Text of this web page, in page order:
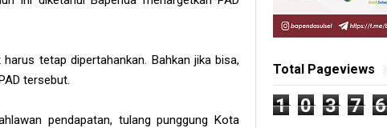
tetap dipertahankan. Bahkan jika bisa,
tersebut.
pendapatan, tulang punggung Kota
Total Pageviews
1 0 3 7 6